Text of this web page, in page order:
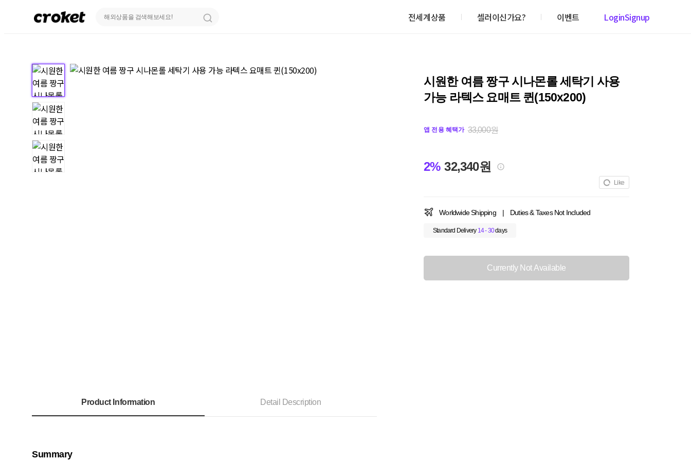
전세계상품 셀러이신가요? 이벤트 LoginSignup
시원한 여름 짱구 시나몬롤 세탁기 사용
가능 라텍스 요매트 퀸(150x200)
앱 전용 혜택가 33,000원
2% 32,340원
Like
Worldwide Shipping | Duties & Taxes Not Included
Standard Delivery 14 - 30days
Currently Not Available
Product Information Detail Description
Summary